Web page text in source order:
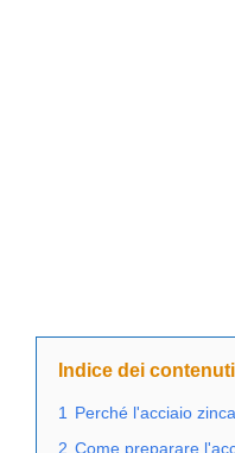
Indice dei contenuti
1
Perché l'acciaio
2 Come preparare